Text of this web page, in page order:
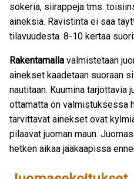
sokeria, siirappeja tms.
aineksia. Ravistinta ei saa
tilavuudesta. 8-10 kertaa
Rakentamalla valmistetaan
ainekset kaadetaan suoraan
nautitaan. Kuumina tarjottavia
ottamatta on valmistuksessa
tarvittavat ainekset ovat
pilaavat juoman maun.
hetken aikaa jääkaapissa